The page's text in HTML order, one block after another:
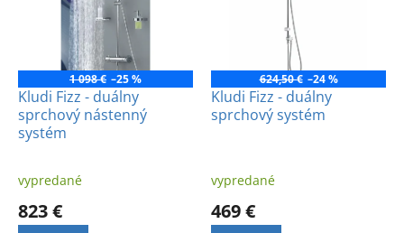
oo
u
o
1 098 € –25 %
Kludi Fizz - duálny
sprchový nástenný
systém
vypredané
823 €
624,50 € –24 %
Kludi Fizz - duálny
sprchový systém
vypredané
469 €